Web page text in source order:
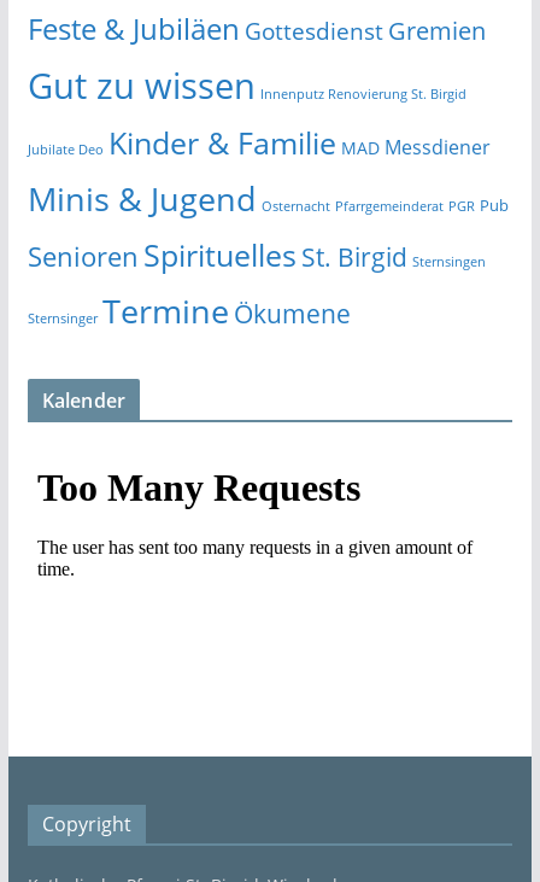
Feste & Jubiläen GottesdienstGremien
Gut zu wissen Innenputz Renovierung St. Birgid
Jubilate Deo Kinder & Familie MAD Messdiener
Minis & Jugend Osternacht Pfarrgemeinderat PGR Pub
Senioren Spirituelles St. Birgid Sternsingen
Sternsinger Termine Ökumene
Kalender
Copyright